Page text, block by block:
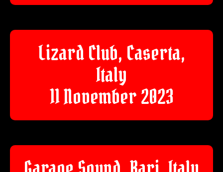
Lizard Club, Caserta,
Italy
11 November 2023